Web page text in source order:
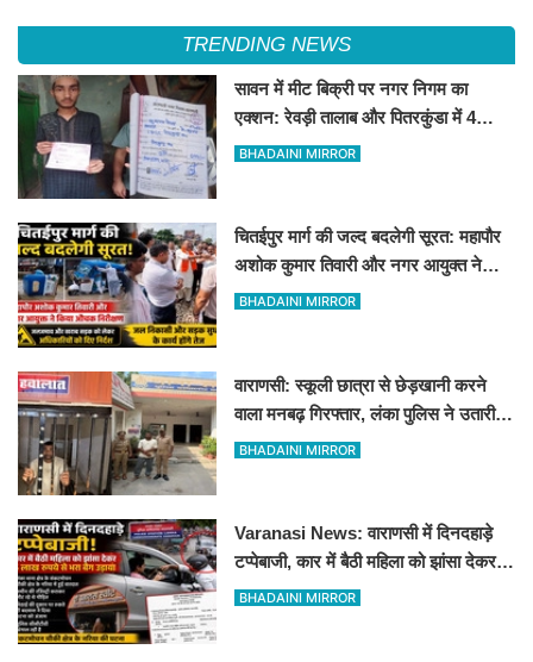
TRENDING NEWS
सावन में मीट बिक्री पर नगर निगम का
एक्शन: रेवड़ी तालाब और पितरकुंडा में 4
दुकानों पर गिरी गाज
BHADAINI MIRROR
चितईपुर मार्ग की जल्द बदलेगी सूरत: महापौर
अशोक कुमार तिवारी और नगर आयुक्त ने
किया औचक निरीक्षण
BHADAINI MIRROR
वाराणसी: स्कूली छात्रा से छेड़खानी करने
वाला मनबढ़ गिरफ्तार, लंका पुलिस ने उतारी
हीरोपंती
BHADAINI MIRROR
Varanasi News: वाराणसी में दिनदहाड़े
टप्पेबाजी, कार में बैठी महिला को झांसा देकर 5
लाख रुपये से भरा बैग उड़ाया
BHADAINI MIRROR